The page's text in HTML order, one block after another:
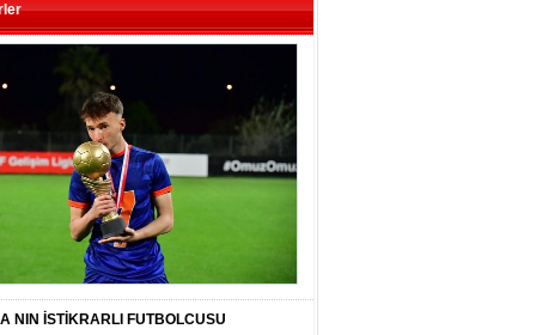
NIN İSTİKRARLI FUTBOLCUSU